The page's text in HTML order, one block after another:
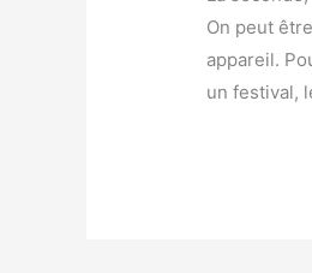
On peut
appareil.
un festival,